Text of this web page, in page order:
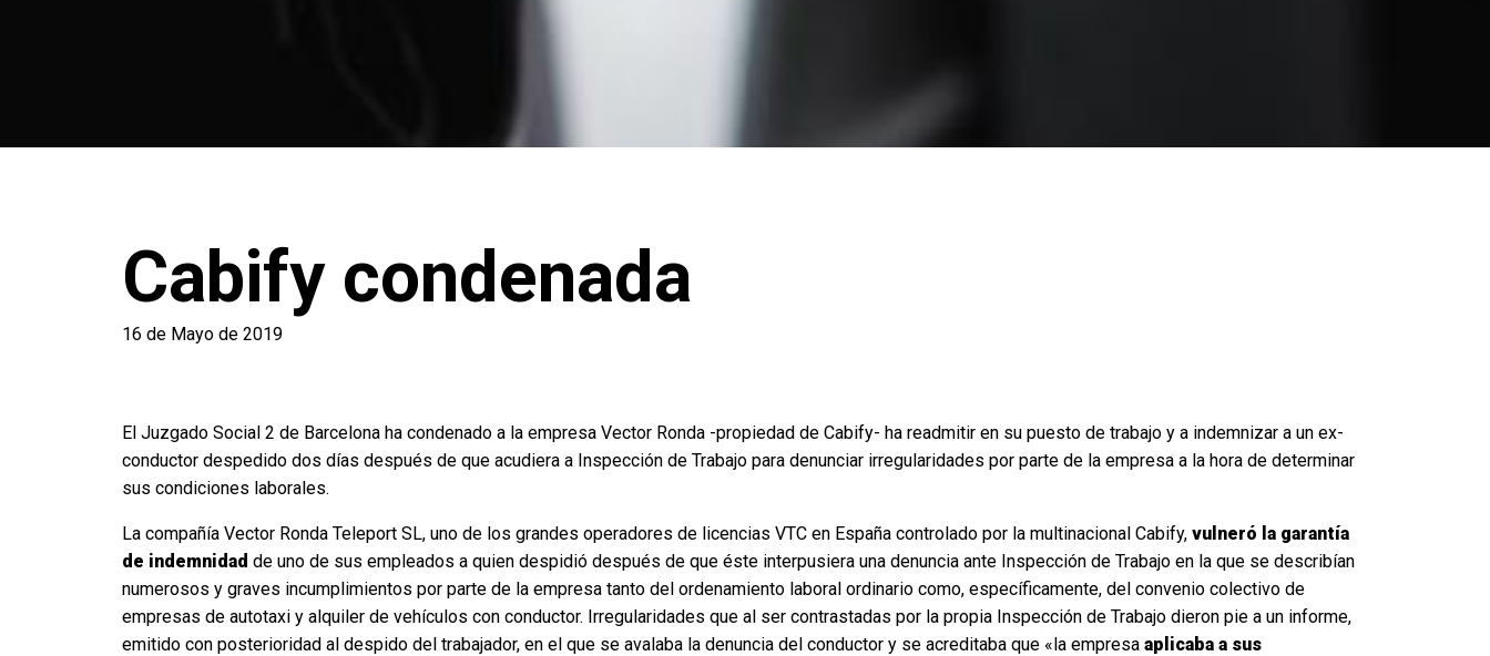
Cabify condenada
16 de Mayo de 2019
El Juzgado Social 2 de Barcelona ha condenado a la empresa Vector Ronda -propiedad de Cabify- ha readmitir en su puesto de trabajo y a indemnizar a un ex-
conductor despedido dos días después de que acudiera a Inspección de Trabajo para denunciar irregularidades por parte de la empresa a la hora de determinar
sus condiciones laborales.
La compañía Vector Ronda Teleport SL, uno de los grandes operadores de licencias VTC en España controlado por la multinacional Cabify, vulneró la garantía
de indemnidad de uno de sus empleados a quien despidió después de que éste interpusiera una denuncia ante Inspección de Trabajo en la que se describían
numerosos y graves incumplimientos por parte de la empresa tanto del ordenamiento laboral ordinario como, específicamente, del convenio colectivo de
empresas de autotaxi y alquiler de vehículos con conductor. Irregularidades que al ser contrastadas por la propia Inspección de Trabajo dieron pie a un informe,
emitido con posterioridad al despido del trabajador, en el que se avalaba la denuncia del conductor y se acreditaba que «la empresa aplicaba a sus